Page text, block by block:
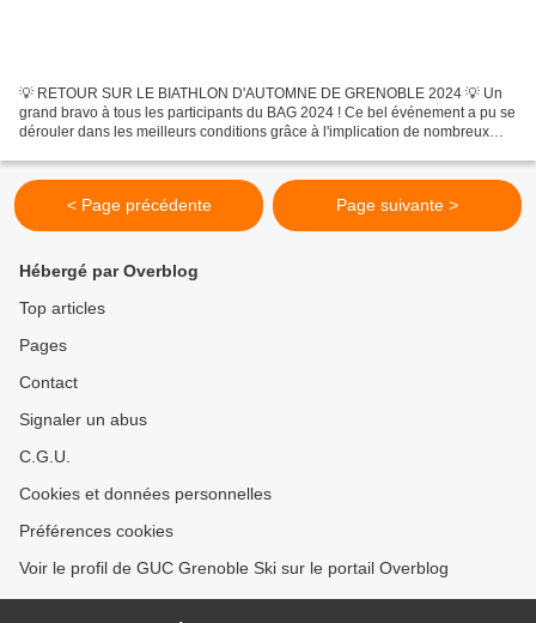
💡 RETOUR SUR LE BIATHLON D'AUTOMNE DE GRENOBLE 2024 💡 Un
grand bravo à tous les participants du BAG 2024 ! Ce bel événement a pu se
dérouler dans les meilleurs conditions grâce à l'implication de nombreux
< Page précédente Page suivante >
Hébergé par Overblog
Top articles
Pages
Contact
Signaler un abus
C.G.U.
Cookies et données personnelles
Préférences cookies
Voir le profil de GUC Grenoble Ski sur le portail Overblog